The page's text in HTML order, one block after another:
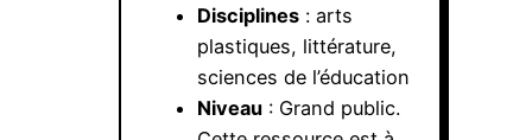
Disciplines : arts
plastiques, littérature,
sciences de l’éducation
Niveau : Grand public.